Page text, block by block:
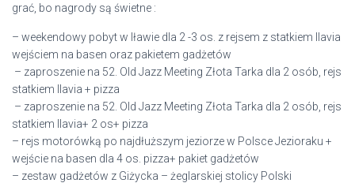
grać, bo nagrody są świetne :
– weekendowy pobyt w Iławie dla 2 -3 os. z rejsem z statkiem Ilavia
wejściem na basen oraz pakietem gadżetów
– zaproszenie na 52. Old Jazz Meeting Złota Tarka dla 2 osób, rejs
statkiem Ilavia + pizza
– zaproszenie na 52. Old Jazz Meeting Złota Tarka dla 2 osób, rejs
statkiem Ilavia+ 2 os+ pizza
– rejs motorówką po najdłuższym jeziorze w Polsce Jezioraku +
wejście na basen dla 4 os. pizza+ pakiet gadżetów
– zestaw gadżetów z Giżycka – żeglarskiej stolicy Polski